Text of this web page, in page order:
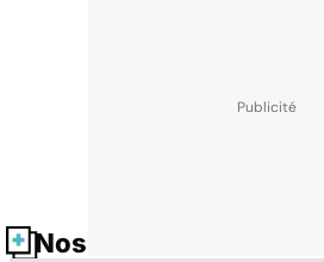
Nos fiches santé